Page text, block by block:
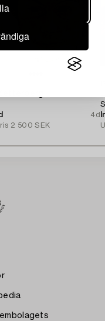
4d
2 500 SEK